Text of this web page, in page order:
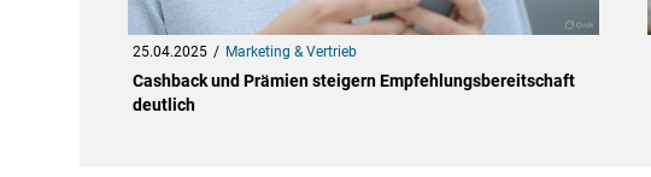
25.04.2025 Marketing & Vertrieb
Cashback und Prämien steigern Empfehlungsbereitschaft
deutlich